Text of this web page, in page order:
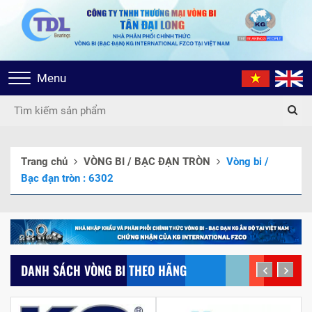
Toggle
navigation
Menu
Trang chủ VÒNG BI / BẠC ĐẠN TRÒN
Vòng bi /
Bạc đạn tròn : 6302
DANH SÁCH VÒNG BI THEO HÃNG prev next